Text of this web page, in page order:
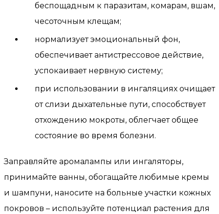
беспощадным к паразитам, комарам, вшам,
чесоточным клещам;
нормализует эмоциональный фон,
обеспечивает антистрессовое действие,
успокаивает нервную систему;
при использовании в ингаляциях очищает
от слизи дыхательные пути, способствует
отхождению мокроты, облегчает общее
состояние во время болезни.
Заправляйте аромалампы или ингаляторы,
принимайте ванны, обогащайте любимые кремы
и шампуни, наносите на больные участки кожных
покровов – используйте потенциал растения для